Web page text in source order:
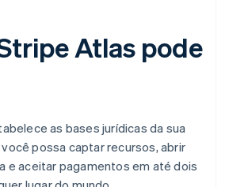
Atlas pode
as bases jurídicas da sua
possa captar recursos, abrir
e aceitar pagamentos em até dois